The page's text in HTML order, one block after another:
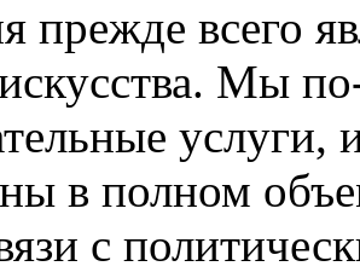
прежде всего
Мы
услуги,
в полном
с